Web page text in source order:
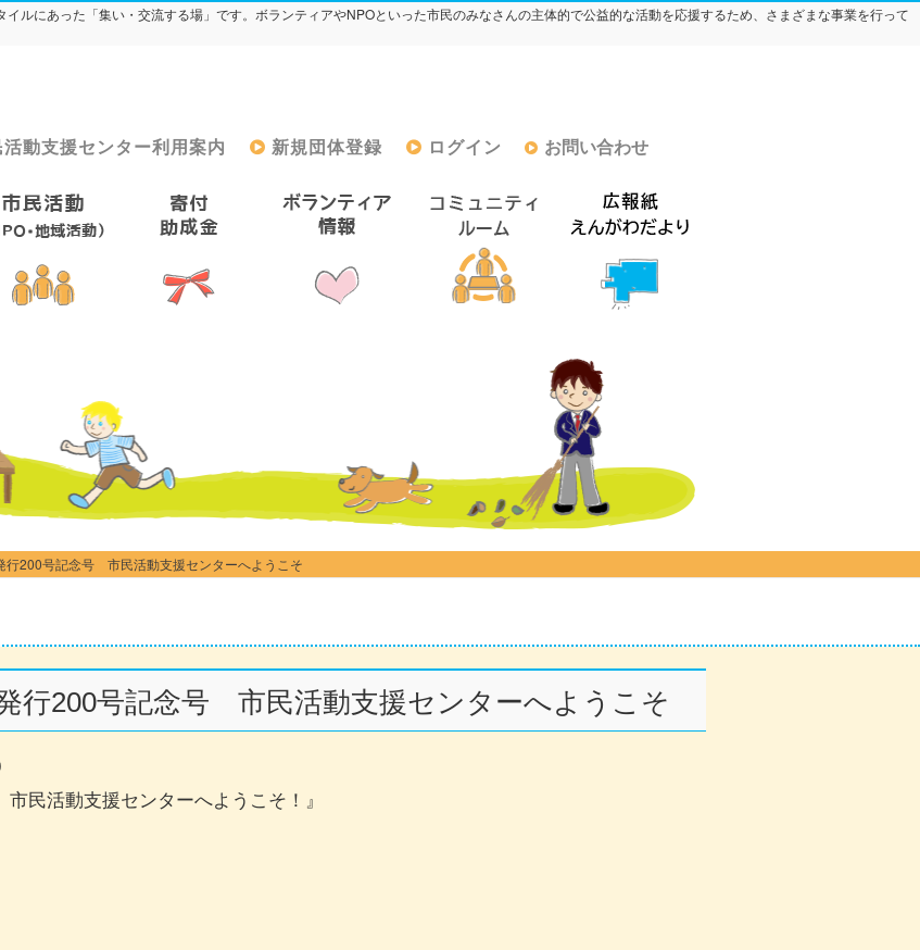
ルにあった「集い・交流する場」です。ボランティアやNPOといった市民のみなさんの主体的で公益的な活動を応援するため、さまざまな事業を行って
活動支援センター利用案内 新規団体登録 ログイン お問い合わせ
200号記念号 市民活動支援センターへようこそ
行200号記念号 市民活動支援センターへようこそ
民活動支援センターへようこそ！』